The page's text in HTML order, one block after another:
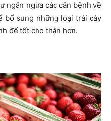
ngăn ngừa các căn bệnh về
bổ sung những loại trái cây
để tốt cho thận hơn.